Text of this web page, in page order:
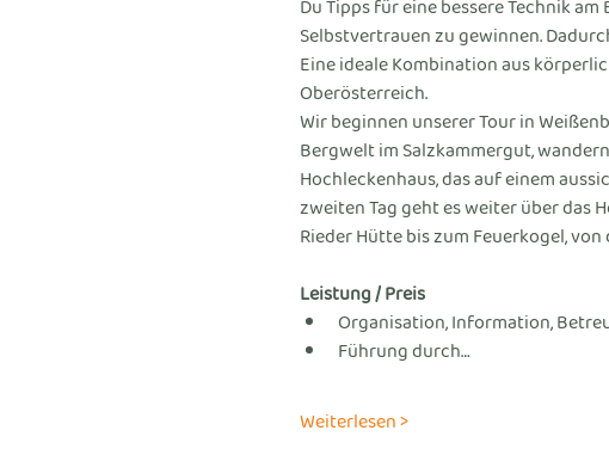
Du Tipps für eine bessere Technik
Selbstvertrauen zu gewinnen.
Eine ideale Kombination aus
Oberösterreich.
Wir beginnen unserer Tour in
Bergwelt im Salzkammergut,
Hochleckenhaus, das auf einem
zweiten Tag geht es weiter über das
Rieder Hütte bis zum Feuerkogel,
Leistung / Preis
Organisation, Information,
Führung durch…
Weiterlesen >